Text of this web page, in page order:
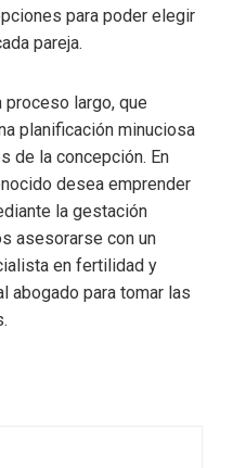
para poder elegir
pareja.
proceso largo, que
planificación minuciosa
de la concepción. En
desea emprender
la gestación
asesorarse con un
en fertilidad y
abogado para tomar las